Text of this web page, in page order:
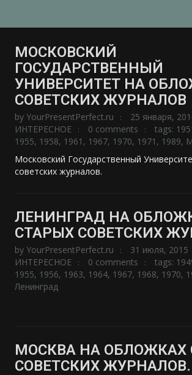
МОСКОВСКИЙ
ГОСУДАРСТВЕННЫЙ
УНИВЕРСИТЕТ НА
СОВЕТСКИХ ЖУРНАЛОВ
by YourPresentPerfect.ru 25 января,
ИНТЕРЕСНОЕ
0 comments tags:
1955, 1958, 1961 , 1967, 1970, 1971 , 1989,
Московский Государственный
советских журналов.
ЛЕНИНГРАД НА
СТАРЫХ СОВЕТСКИХ
by YourPresentPerfect.ru 31 июля, 2015
ИНТЕРЕСНОЕ
0 comments tags:
1955, 1956, 1963, 1964, 1967, 1968, 1970,
Ленинград
МОСКВА НА ОБЛОЖКАХ
СОВЕТСКИХ ЖУРНАЛОВ.